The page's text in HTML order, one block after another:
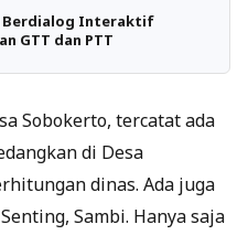
Berdialog Interaktif
GTT dan PTT
Sobokerto, tercatat ada
di Desa
dinas. Ada juga
Sambi. Hanya saja